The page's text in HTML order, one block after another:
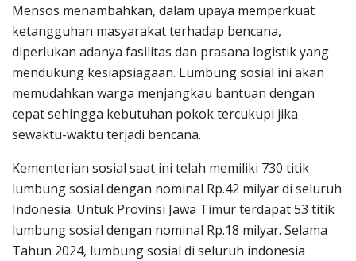
Mensos menambahkan, dalam upaya memperkuat
ketangguhan masyarakat terhadap bencana,
diperlukan adanya fasilitas dan prasana logistik yang
mendukung kesiapsiagaan. Lumbung sosial ini akan
memudahkan warga menjangkau bantuan dengan
cepat sehingga kebutuhan pokok tercukupi jika
sewaktu-waktu terjadi bencana.
Kementerian sosial saat ini telah memiliki 730 titik
lumbung sosial dengan nominal Rp.42 milyar di seluruh
Indonesia. Untuk Provinsi Jawa Timur terdapat 53 titik
lumbung sosial dengan nominal Rp.18 milyar. Selama
Tahun 2024, lumbung sosial di seluruh indonesia